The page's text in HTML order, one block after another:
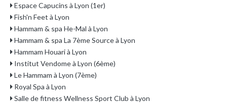
Espace Capucins à Lyon (1er)
Fish'n Feet à Lyon
Hammam & spa He-Mal à Lyon
Hammam & spa La 7ème Source à Lyon
Hammam Houari à Lyon
Institut Vendome à Lyon (6ème)
Le Hammam à Lyon (7ème)
Royal Spa à Lyon
Salle de fitness Wellness Sport Club à Lyon